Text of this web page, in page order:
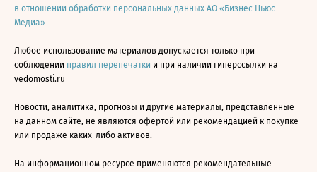
в отношении обработки персональных данных АО «Бизнес Ньюс
Медиа»
Любое использование материалов допускается только при
соблюдении правил перепечатки и при наличии гиперссылки на
vedomosti.ru
Новости, аналитика, прогнозы и другие материалы, представленные
на данном сайте, не являются офертой или рекомендацией к покупке
или продаже каких-либо активов.
На информационном ресурсе применяются рекомендательные